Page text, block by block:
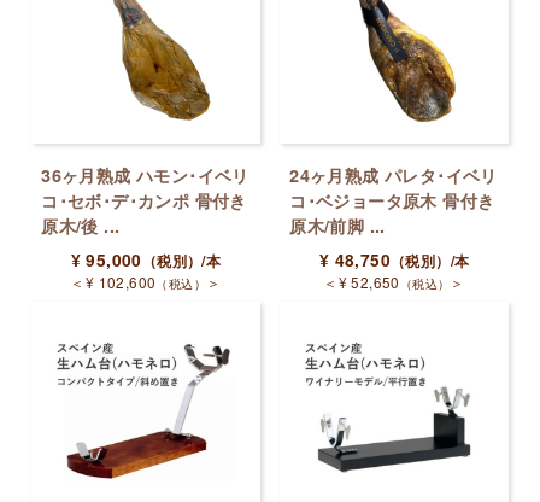
36ヶ月熟成 ハモン･イベリ
コ･セボ･デ･カンポ 骨付き
原木/後 ...
¥ 95,000 （税別）/本
＜ ¥ 102,600 （税込） ＞
24ヶ月熟成 パレタ･イベリ
コ･ベジョータ原木 骨付き
原木/前脚 ...
¥ 48,750 （税別） /本
＜ ¥52,650 （税込） ＞